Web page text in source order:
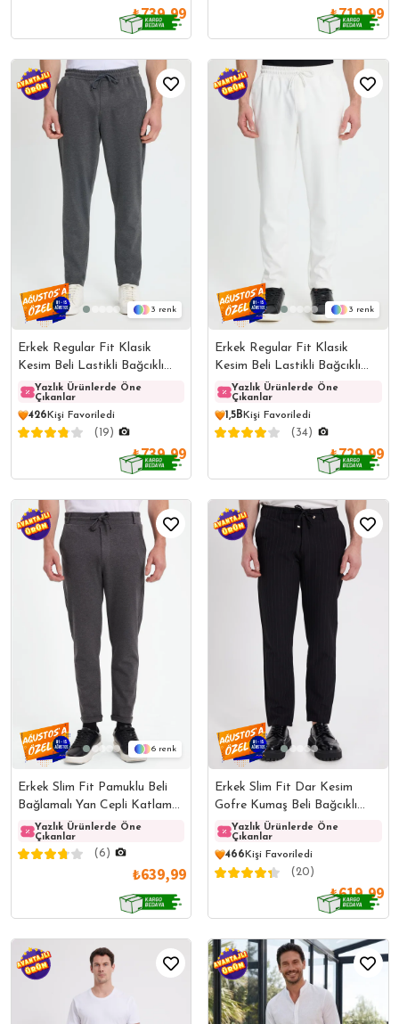
₺739,99 ₺719,99
3
Erkek Regular Fit Klasik
Kesim Beli Lastikli Bağcıklı
Koyu Gri Jogger Pantolon
Yazlık Ürünlerde Öne
Çıkanlar
Yazlık Ürünlerde Öne
Çıkanlar
426 Kişi Favoriledi
(19)
₺739,99
3
Erkek Regular Fit Klasik
Kesim Beli Lastikli Bağcıklı
Koyu Beyaz Jogger Pantolon
Yazlık Ürünlerde Öne
Çıkanlar
1,5B Kişi Favoriledi
(34)
₺729,99
6
Erkek Slim Fit Pamuklu Beli
Bağlamalı Yan Cepli Katlamalı
Paça Jogger Gri Pantolon
Yazlık Ürünlerde Öne
Çıkanlar
Yazlık Ürünlerde Öne
Çıkanlar
(6)
₺639,99
Erkek Slim Fit Dar Kesim
Gofre Kumaş Beli Bağcıklı
Çizgili Siyah Pantolon
Yazlık Ürünlerde Öne
Çıkanlar
466 Kişi Favoriledi
(20)
₺619,99